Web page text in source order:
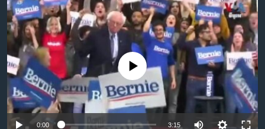
ម្តង
រំលង​
និង​
ទៅ​
ទំព័រ​
រចនា
សម្ព័ន្ធ​
រំលង​
ព្រឹត្តិការណ៍ព័ត៌មាន
ទូរទស្សន៍ / វីដេអូ​
វិទ្យុ / ផតខាសថ៍
កម្មវិធីទាំងអស់
Khmer English
No media source currently available
0:00 3:15